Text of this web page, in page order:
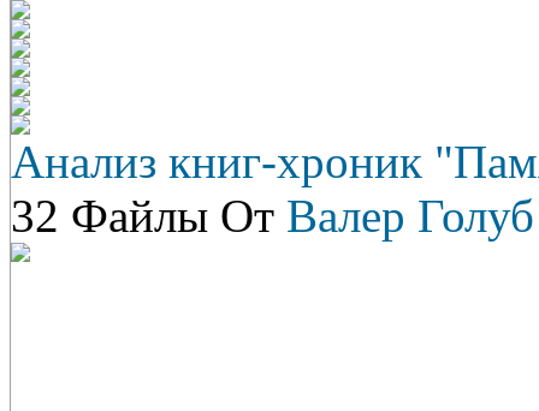
Анализ книг-хроник
32 Файлы От Валер Голуб